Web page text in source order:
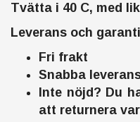
Tvätta i 40 C, med
Leverans och garanti
Fri frakt
Snabba
Inte nöjd? Du
att returnera